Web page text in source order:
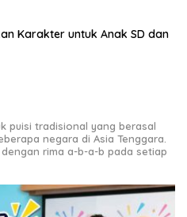
Karakter untuk Anak SD dan
puisi tradisional yang berasal
negara di Asia Tenggara.
rima a-b-a-b pada setiap